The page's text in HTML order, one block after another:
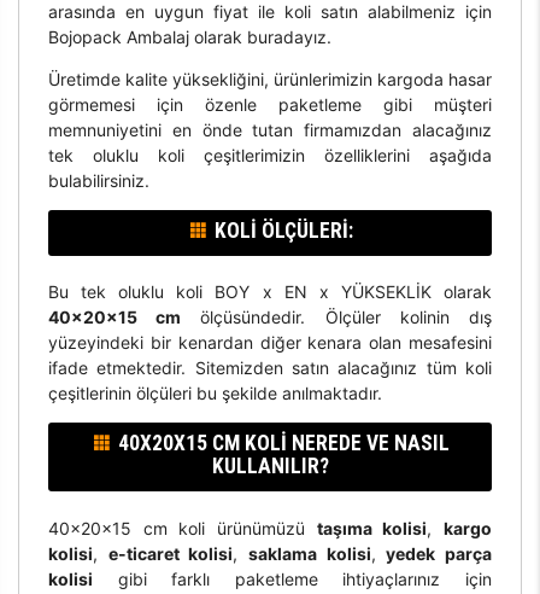
arasında en uygun fiyat ile koli satın alabilmeniz için
Bojopack Ambalaj olarak buradayız.
Üretimde kalite yüksekliğini, ürünlerimizin kargoda hasar
görmemesi için özenle paketleme gibi müşteri
memnuniyetini en önde tutan firmamızdan alacağınız
tek oluklu koli çeşitlerimizin özelliklerini aşağıda
bulabilirsiniz.
KOLI ÖLÇÜLERI:
Bu tek oluklu koli BOY x EN x YÜKSEKLİK olarak
40x20x15 cm ölçüsündedir. Ölçüler kolinin dış
yüzeyindeki bir kenardan diğer kenara olan mesafesini
ifade etmektedir. Sitemizden satın alacağınız tüm koli
çeşitlerinin ölçüleri bu şekilde anılmaktadır.
40X20X15 CM KOLI NEREDE VE NASIL
KULLANILIR?
40x20x15 cm koli ürünümüzü taşıma kolisi,kargo
kolisi, e-ticaret kolisi, saklama kolisi,yedek parça
kolisi gibi farklı paketleme ihtiyaçlarınız için